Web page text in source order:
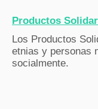
Productos
Los Productos
etnias y personas
socialmente.